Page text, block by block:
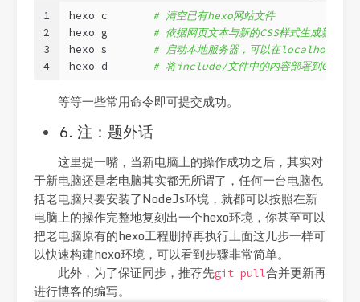
1
2
3
4
hexo c
# 清空已有hexo网站文件
hexo g
# 依据网页文本与新的CSS样式生成新网站
hexo s
# 启动本地服务器，可以在
hexo d
# 将include/文件中的内容部署到
等等一些常用命令即可提交成功。
6. 注：题外话
这里提一嘴，当新电脑上的操作成功之后，其实对
于新电脑还是老电脑其实都无所谓了，任何一台电脑包
括老电脑只要安装了NodeJs环境，就都可以按照在新
电脑上的操作完整地复刻出一个hexo环境，你甚至可以
把老电脑原有的hexo工程删掉再执行上面这几步一样可
以快速构建hexo环境，可以看到步骤非常简单。
此外，为了保证同步，推荐先git pull合并更新再
进行博客的编写。